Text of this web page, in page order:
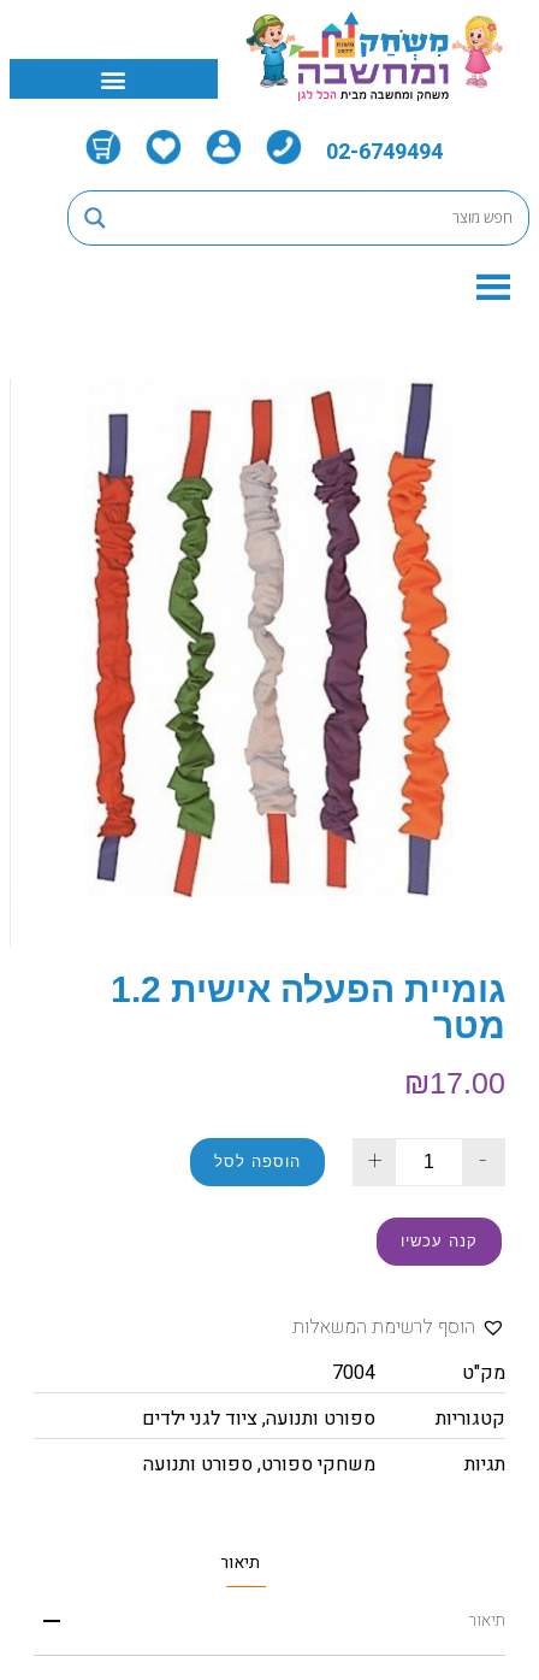
02-6749494
גומיית הפעלה אישית 1.2
מטר
₪17.00
-
+ הוספה לסל
קנה עכשיו
הוסף לרשימת המשאלות
מק"ט
7004
קטגוריות
ספורט ותנועה,ציוד לגני ילדים
תגיות
משחקי ספורט,ספורט ותנועה
תיאור
תיאור